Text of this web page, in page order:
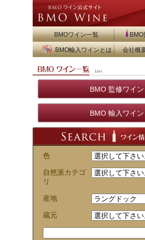
BMOワイン一覧 BMO
BMO輸入ワインとは 会社概
BMO 監修ワイン
BMO 輸入ワイン
色
自然派カテゴ
リ
産地
蔵元